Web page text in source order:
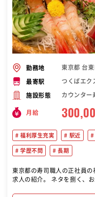
勤務地 東京都 台
最寄駅 つくばエク
施設形態 カウンター
月給
福利厚生充実 駅近
学歴不問 長期
東京都の寿司職人の正社員
求人の紹介。 ネタを捌く、お寿司を握る、お客様へ提供する といった